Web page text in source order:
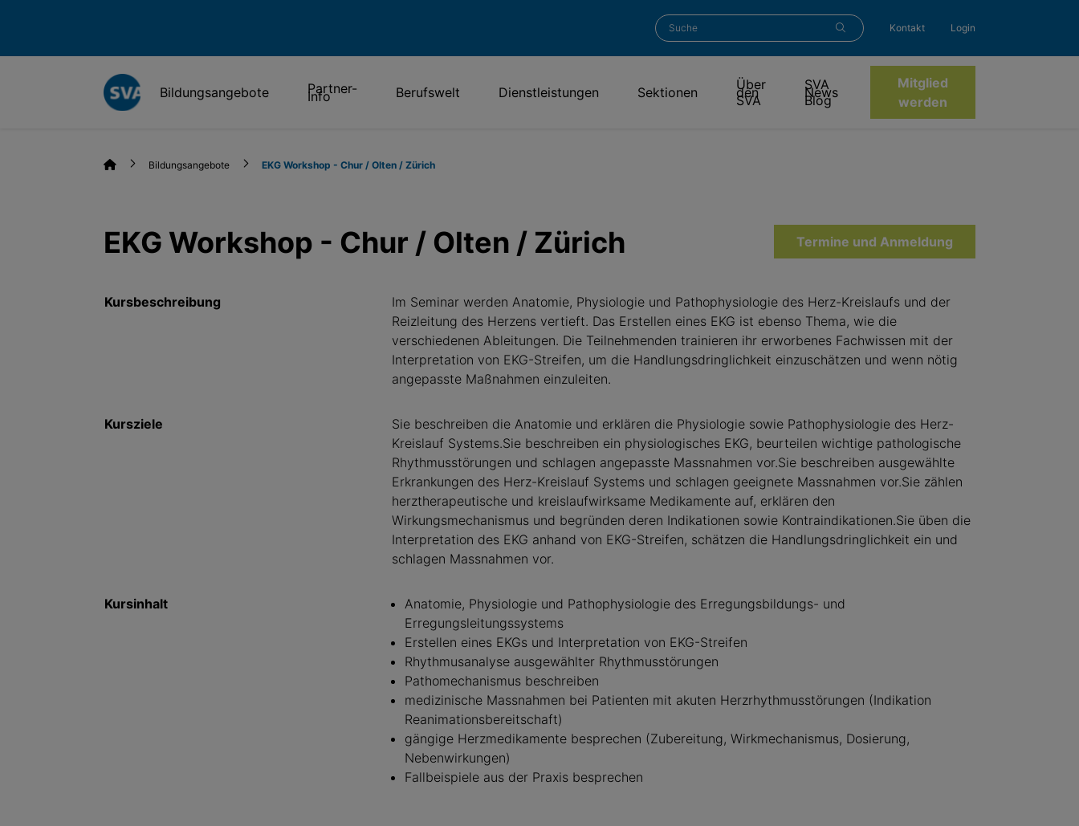
Kontakt Login
Bildungsangebote Partner-
Info Berufswelt Dienstleistungen Sektionen Über
den
SVA
SVA
News
Blog
Mitglied
werden
Bildungsangebote EKG Workshop - Chur / Olten / Zürich
EKG Workshop - Chur / Olten / Zürich Termine und Anmeldung
Kursbeschreibung
Im Seminar werden Anatomie, Physiologie und Pathophysiologie des Herz-Kreislaufs und der
Reizleitung des Herzens vertieft. Das Erstellen eines EKG ist ebenso Thema, wie die
verschiedenen Ableitungen. Die Teilnehmenden trainieren ihr erworbenes Fachwissen mit der
Interpretation von EKG-Streifen, um die Handlungsdringlichkeit einzuschätzen und wenn nötig
angepasste Maßnahmen einzuleiten.
Kursziele
Sie beschreiben die Anatomie und erklären die Physiologie sowie Pathophysiologie des Herz-
Kreislauf Systems.Sie beschreiben ein physiologisches EKG, beurteilen wichtige pathologische
Rhythmusstörungen und schlagen angepasste Massnahmen vor.Sie beschreiben ausgewählte
Erkrankungen des Herz-Kreislauf Systems und schlagen geeignete Massnahmen vor.Sie zählen
herztherapeutische und kreislaufwirksame Medikamente auf, erklären den
Wirkungsmechanismus und begründen deren Indikationen sowie Kontraindikationen.Sie üben die
Interpretation des EKG anhand von EKG-Streifen, schätzen die Handlungsdringlichkeit ein und
schlagen Massnahmen vor.
Kursinhalt
Anatomie, Physiologie und Pathophysiologie des Erregungsbildungs- und
Erregungsleitungssystems
Erstellen eines EKGs und Interpretation von EKG-Streifen
Rhythmusanalyse ausgewählter Rhythmusstörungen
Pathomechanismus beschreiben
medizinische Massnahmen bei Patienten mit akuten Herzrhythmusstörungen (Indikation
Reanimationsbereitschaft)
gängige Herzmedikamente besprechen (Zubereitung, Wirkmechanismus, Dosierung,
Nebenwirkungen)
Fallbeispiele aus der Praxis besprechen